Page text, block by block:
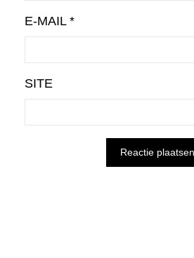
E-MAIL *
SITE